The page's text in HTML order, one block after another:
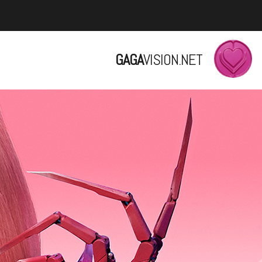
GAGAVISION.NET